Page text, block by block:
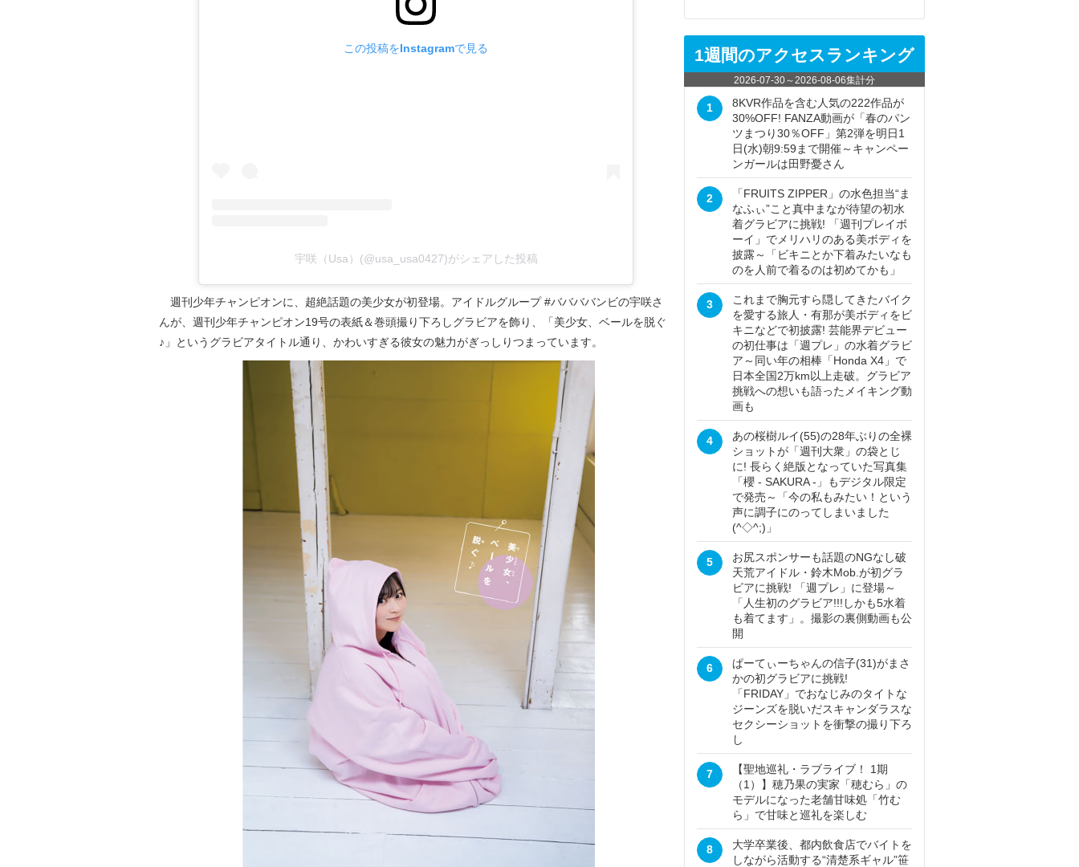
この投稿をInstagramで見る
宇咲（Usa）(@usa_usa0427)がシェアした投稿
週刊少年チャンピオンに、超絶話題の美少女が初登場。アイドルグループ #ババババンビの宇咲さ
んが、週刊少年チャンピオン19号の表紙＆巻頭撮り下ろしグラビアを飾り、「美少女、ベールを脱ぐ
♪」というグラビアタイトル通り、かわいすぎる彼女の魅力がぎっしりつまっています。
1週間のアクセスランキング
2026-07-30～2026-08-06集計分
1
8KVR作品を含む人気の222作品が
30%OFF! FANZA動画が「春のパン
ツまつり30％OFF」第2弾を明日1
日(水)朝9:59まで開催～キャンペー
ンガールは田野憂さん
2
「FRUITS ZIPPER」の水色担当“ま
なふぃ”こと真中まなが待望の初水
着グラビアに挑戦! 「週刊プレイボ
ーイ」でメリハリのある美ボディを
披露～「ビキニとか下着みたいなも
のを人前で着るのは初めてかも」
3
これまで胸元すら隠してきたバイク
を愛する旅人・有那が美ボディをビ
キニなどで初披露! 芸能界デビュー
の初仕事は「週プレ」の水着グラビ
ア～同い年の相棒「Honda X4」で
日本全国2万km以上走破。グラビア
挑戦への想いも語ったメイキング動
画も
4
あの桜樹ルイ(55)の28年ぶりの全裸
ショットが「週刊大衆」の袋とじ
に! 長らく絶版となっていた写真集
「櫻 - SAKURA -」もデジタル限定
で発売～「今の私もみたい！という
声に調子にのってしまいました
(^◇^;)」
5
お尻スポンサーも話題のNGなし破
天荒アイドル・鈴木Mob.が初グラ
ビアに挑戦! 「週プレ」に登場～
「人生初のグラビア!!!しかも5水着
も着てます」。撮影の裏側動画も公
開
6
ぱーてぃーちゃんの信子(31)がまさ
かの初グラビアに挑戦!
「FRIDAY」でおなじみのタイトな
ジーンズを脱いだスキャンダラスな
セクシーショットを衝撃の撮り下ろ
し
7
【聖地巡礼・ラブライブ！ 1期
（1）】穂乃果の実家「穂むら」の
モデルになった老舗甘味処「竹む
ら」で甘味と巡礼を楽しむ
8
大学卒業後、都内飲食店でバイトを
しながら活動する“清楚系ギャル”笹